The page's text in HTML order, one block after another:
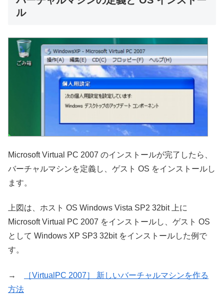
ル
Microsoft Virtual PC 2007 のインストールが完了したら、
バーチャルマシンを定義し、ゲスト OS をインストールし
ます。
上図は、ホスト OS Windows Vista SP2 32bit 上に
Microsoft Virtual PC 2007 をインストールし、ゲスト OS
として Windows XP SP3 32bit をインストールした例で
す。
→
［VirtualPC 2007］ 新しいバーチャルマシンを作る
方法